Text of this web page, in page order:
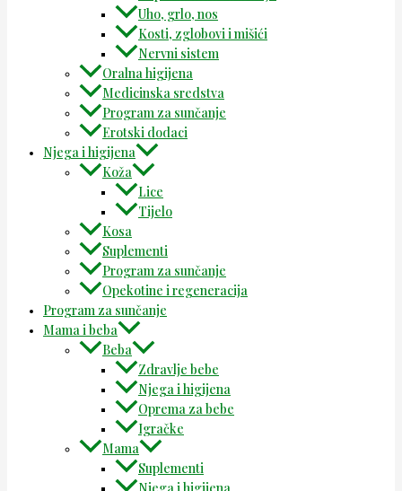
Uho, grlo, nos
Kosti, zglobovi i mišići
Nervni sistem
Oralna higijena
Medicinska sredstva
Program za sunčanje
Erotski dodaci
Njega i higijena
Koža
Lice
Tijelo
Kosa
Suplementi
Program za sunčanje
Opekotine i regeneracija
Program za sunčanje
Mama i beba
Beba
Zdravlje bebe
Njega i higijena
Oprema za bebe
Igračke
Mama
Suplementi